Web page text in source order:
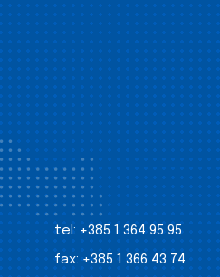
tel: +385 1 364 95 95
fax: +385 1 366 43 74